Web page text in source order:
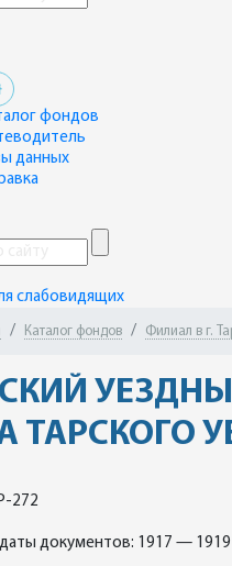
фондов
данных
слабовидящих
Каталог фондов Филиал в г.
ТАРСКОГО
272
документов: 1917 — 1919